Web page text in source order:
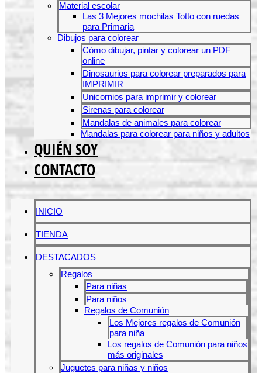
Material escolar
Las 3 Mejores mochilas Totto con ruedas
para Primaria
Dibujos para colorear
Cómo dibujar, pintar y colorear un PDF
online
Dinosaurios para colorear preparados para
IMPRIMIR
Unicornios para imprimir y colorear
Sirenas para colorear
Mandalas de animales para colorear
Mandalas para colorear para niños y adultos
QUIÉN SOY
CONTACTO
INICIO
TIENDA
DESTACADOS
Regalos
Para niñas
Para niños
Regalos de Comunión
Los Mejores regalos de Comunión
para niña
Los regalos de Comunión para niños
más originales
Juguetes para niñas y niños